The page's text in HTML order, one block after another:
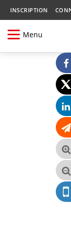
INSCRIPTION
Menu